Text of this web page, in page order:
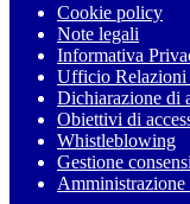
Cookie policy
Note legali
Informativa
Ufficio
Dichiarazione di
Obiettivi di
Whistleblowing
Gestione
Amministrazione